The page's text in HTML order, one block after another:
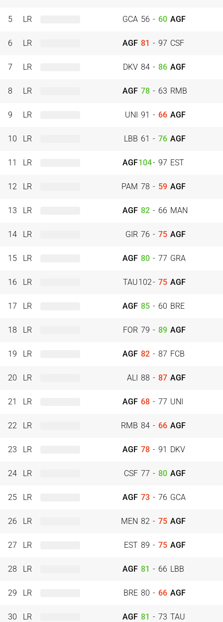
5 LR GCA 56 - 60 AGF
6 LR AGF 81 - 97 CSF
7 LR DKV 84 - 86 AGF
8 LR AGF 78 - 63 RMB
9 LR UNI 91 - 66 AGF
10 LR LBB 61 - 76 AGF
11 LR AGF104- 97 EST
12 LR PAM 78 - 59 AGF
13 LR AGF 82 - 66 MAN
14 LR GIR 76 - 75 AGF
15 LR AGF 80 - 77 GRA
16 LR TAU102- 75 AGF
17 LR AGF 85 - 60 BRE
18 LR FOR 79 - 89 AGF
19 LR AGF 82 - 87 FCB
20 LR ALI 88 - 87 AGF
21 LR AGF 68 - 77 UNI
22 LR RMB 84 - 66 AGF
23 LR AGF 78 - 91 DKV
24 LR CSF 77 - 80 AGF
25 LR AGF 73 - 76 GCA
26 LR MEN 82 - 75 AGF
27 LR EST 89 - 75 AGF
28 LR AGF 81 - 66 LBB
29 LR BRE 80 - 66 AGF
30 LR AGF 81 - 73 TAU